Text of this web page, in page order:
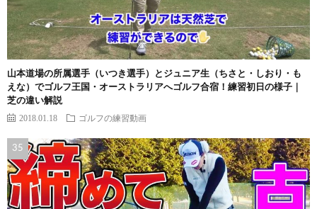
山本道場の所属選手（いつき選手）とジュニア生（ちさと・しおり・も
えな）でゴルフ王国・オーストラリアへゴルフ合宿！練習初日の様子｜
芝の違い解説
2018.01.18 ゴルフの練習動画